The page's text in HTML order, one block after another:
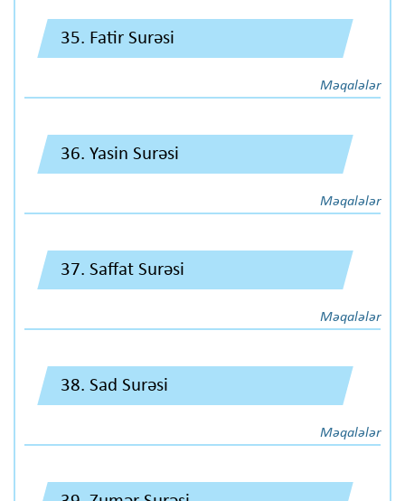
35. Fatir Surəsi
Məqalələr
36. Yasin Surəsi
Məqalələr
37. Saffat Surəsi
Məqalələr
38. Sad Surəsi
Məqalələr